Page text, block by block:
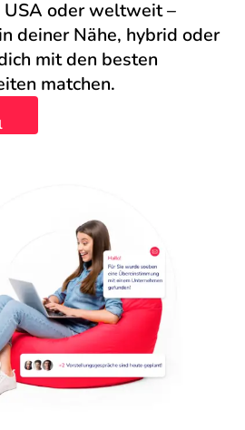
USA oder weltweit –
deiner Nähe, hybrid oder
mit den besten
matchen.